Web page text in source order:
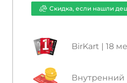
Cкидка, если нашли
BirKart | 18
Внутренний